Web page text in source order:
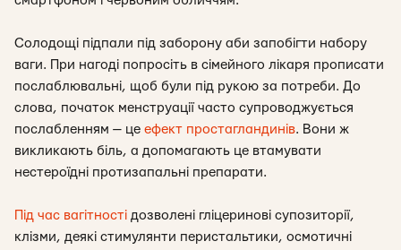
Солодощі підпали під заборону аби запобігти набору
ваги. При нагоді попросіть в сімейного лікаря прописати
послаблювальні, щоб були під рукою за потреби. До
слова, початок менструації часто супроводжується
послабленням — це ефект простагландинів. Вони ж
викликають біль, а допомагають це втамувати
нестероїдні протизапальні препарати.
Під час вагітності дозволені гліцеринові супозиторії,
клізми, деякі стимулянти перистальтики, осмотичні